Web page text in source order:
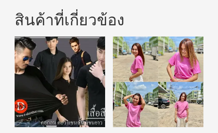
สินค้าที่เกี่ยวข้อง